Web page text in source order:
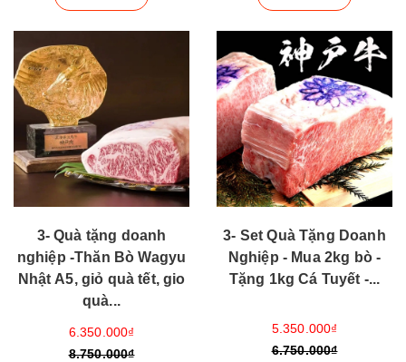
3- Quà tặng doanh
nghiệp -Thăn Bò Wagyu
Nhật A5, giỏ quà tết, gio
quà...
6.350.000₫
8.750.000₫
3- Set Quà Tặng Doanh
Nghiệp - Mua 2kg bò -
Tặng 1kg Cá Tuyết -...
5.350.000₫
6.750.000₫